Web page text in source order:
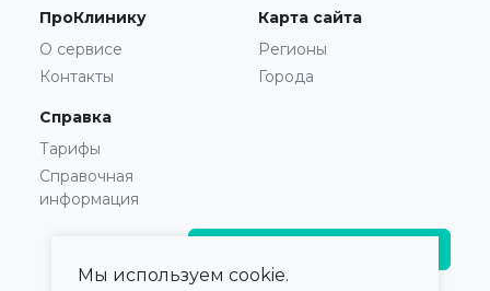
ПроКлинику
О сервисе
Контакты
Карта сайта
Регионы
Города
Справка
Тарифы
Справочная
информация
Мы используем cookie.